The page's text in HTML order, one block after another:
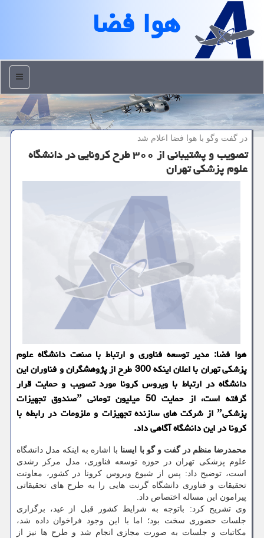
هوا فضا
منو
در گفت وگو با هوا فضا اعلام شد
تصویب و پشتیبانی از ۳۰۰ طرح كرونایی در دانشگاه
علوم پزشكی تهران
هوا فضا: مدیر توسعه فناوری و ارتباط با صنعت دانشگاه علوم
پزشكی تهران با اعلان اینكه 300 طرح از پژوهشگران و فناوران این
دانشگاه در ارتباط با ویروس كرونا مورد تصویب و حمایت قرار
گرفته است، از حمایت 50 میلیون تومانی ˮصندوق تجهیزات
پزشكیˮ از شركت های سازنده تجهیزات و ملزومات در رابطه با
كرونا در این دانشگاه آگاهی داد.
محمدرضا منظم در گفت و گو با ایسنا با اشاره به اینكه مدل دانشگاه
علوم پزشكی تهران در حوزه توسعه فناوری، مدل مركز رشدی
است، توضیح داد: پس از شیوع ویروس كرونا در كشور، معاونت
تحقیقات و فناوری دانشگاه گرنت هایی را به طرح های تحقیقاتی
پیرامون این مساله اختصاص داد.
وی تشریح كرد: باتوجه به شرایط كشور قبل از عید، برگزاری
جلسات حضوری سخت بود؛ اما با این وجود فراخوان داده شد،
مكاتبات و جلسات به صورت مجازی انجام شد و طرح ها نیز از